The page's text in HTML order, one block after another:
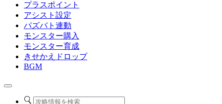
プラスポイント
アシスト設定
パズバト連動
モンスター購入
モンスター育成
きせかえドロップ
BGM